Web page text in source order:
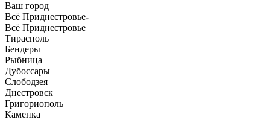
Ваш город
Всё Приднестровье
Всё Приднестровье
Тирасполь
Бендеры
Рыбница
Дубоссары
Слободзея
Днестровск
Григориополь
Каменка